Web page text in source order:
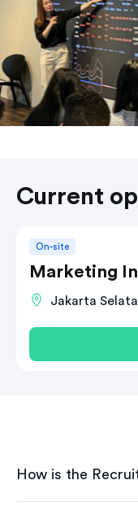
Current
On-site
Marketing
Jakarta
How is the